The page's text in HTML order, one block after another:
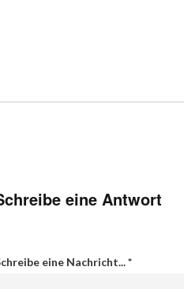
eine Antwort
eine Nachricht...*